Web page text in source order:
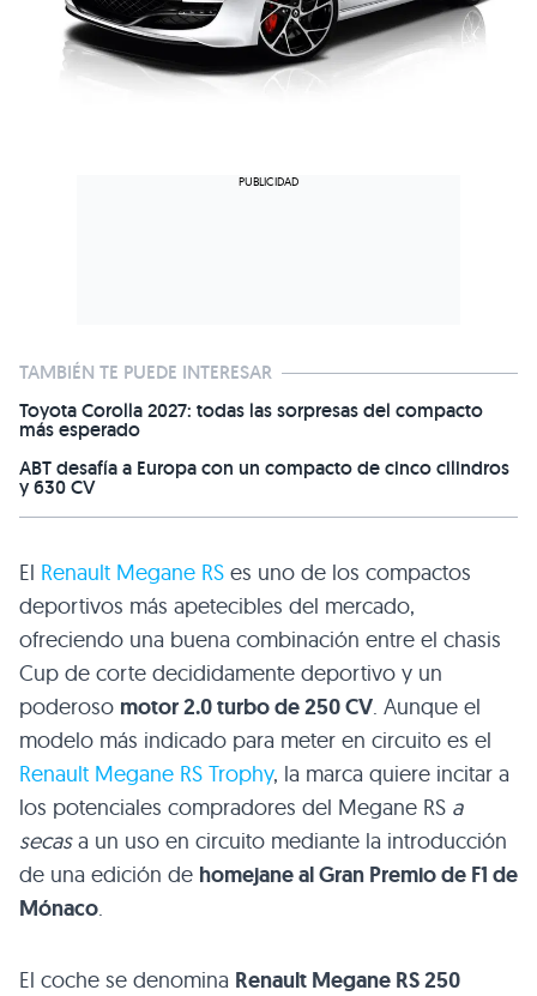
TAMBIÉN TE PUEDE INTERESAR
Toyota Corolla 2027: todas las sorpresas del compacto
más esperado
ABT desafía a Europa con un compacto de cinco cilindros
y 630 CV
El Renault Megane RS es uno de los compactos
deportivos más apetecibles del mercado,
ofreciendo una buena combinación entre el chasis
Cup de corte decididamente deportivo y un
poderoso motor 2.0 turbo de 250 CV. Aunque el
modelo más indicado para meter en circuito es el
Renault Megane RS Trophy, la marca quiere incitar a
los potenciales compradores del Megane RS a
secasa un uso en circuito mediante la introducción
de una edición de homejane al Gran Premio de F1 de
Mónaco.
El coche se denomina Renault Megane RS 250